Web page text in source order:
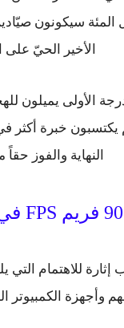
المئة سيكونون
الأخير الحيّ على
الأولى
يكتسبون خبرة
النهاية والفوز
للاهتمام التي
وأجهزة الكمبيوتر